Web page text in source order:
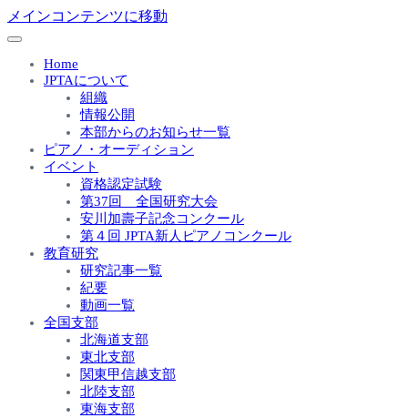
メインコンテンツに移動
Home
JPTAについて
組織
情報公開
本部からのお知らせ一覧
ピアノ・オーディション
イベント
資格認定試験
第37回 全国研究大会
安川加壽子記念コンクール
第４回 JPTA新人ピアノコンクール
教育研究
研究記事一覧
紀要
動画一覧
全国支部
北海道支部
東北支部
関東甲信越支部
北陸支部
東海支部